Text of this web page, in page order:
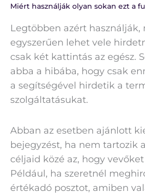
Miért használják olyan sokan ezt a
Legtöbben azért használják,
egyszerűen lehet vele
csak két kattintás az egész.
abba a hibába, hogy csak
a segítségével hirdetik a
szolgáltatásukat.
Abban az esetben ajánlott
bejegyzést, ha nem tartozik
céljaid közé az, hogy vevőket
Például, ha szeretnél
értékadó posztot, amiben